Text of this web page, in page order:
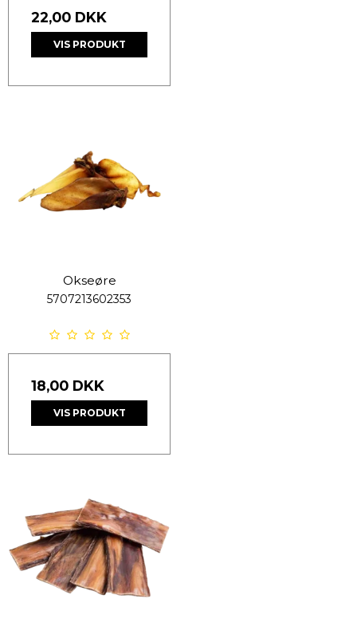
22,00 DKK
VIS PRODUKT
Okseøre
5707213602353
18,00 DKK
VIS PRODUKT